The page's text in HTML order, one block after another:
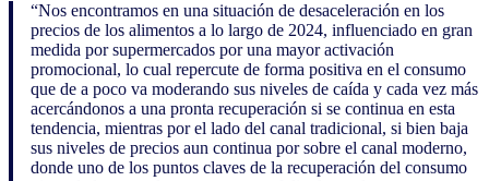
“Nos encontramos en una situación de desaceleración en los
precios de los alimentos a lo largo de 2024, influenciado en gran
medida por supermercados por una mayor activación
promocional, lo cual repercute de forma positiva en el consumo
que de a poco va moderando sus niveles de caída y cada vez más
acercándonos a una pronta recuperación si se continua en esta
tendencia, mientras por el lado del canal tradicional, si bien baja
sus niveles de precios aun continua por sobre el canal moderno,
donde uno de los puntos claves de la recuperación del consumo